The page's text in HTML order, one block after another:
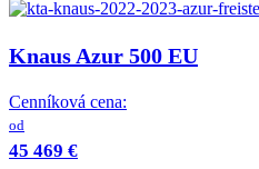
Knaus Azur 500 EU
Cenníková cena:
od
45 469 €